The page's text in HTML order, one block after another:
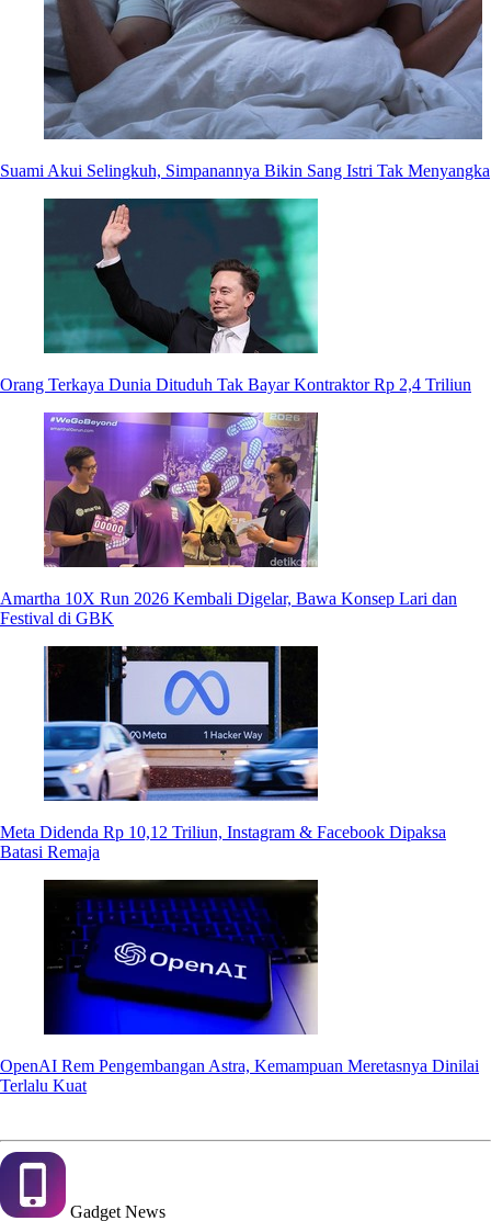
Suami Akui Selingkuh, Simpanannya Bikin Sang Istri Tak Menyangka
Orang Terkaya Dunia Dituduh Tak Bayar Kontraktor Rp 2,4 Triliun
Amartha 10X Run 2026 Kembali Digelar, Bawa Konsep Lari dan
Festival di GBK
Meta Didenda Rp 10,12 Triliun, Instagram & Facebook Dipaksa
Batasi Remaja
OpenAI Rem Pengembangan Astra, Kemampuan Meretasnya Dinilai
Terlalu Kuat
Gadget News